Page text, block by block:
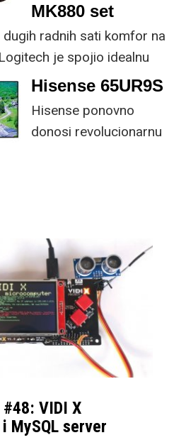
MK880 set
radnih sati komfor na
je spojio idealnu
i miša s naprednim
Hisense 65UR9S
Hisense ponovno
donosi revolucionarnu
VIDI X
MySQL server